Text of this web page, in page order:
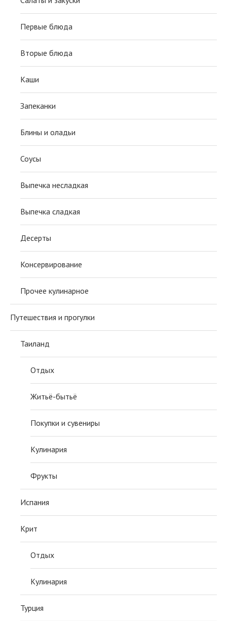
Первые блюда
Вторые блюда
Каши
Запеканки
Блины и оладьи
Соусы
Выпечка несладкая
Выпечка сладкая
Десерты
Консервирование
Прочее кулинарное
Путешествия и прогулки
Таиланд
Отдых
Житьё-бытьё
Покупки и сувениры
Кулинария
Фрукты
Испания
Крит
Отдых
Кулинария
Турция